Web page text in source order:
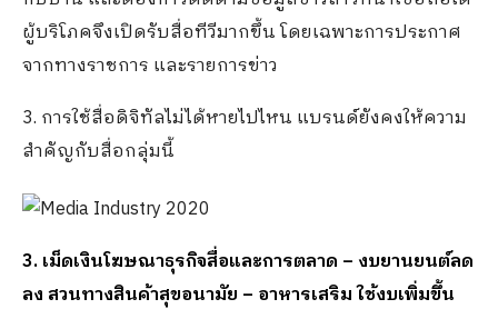
ผู้บริโภคจึงเปิดรับสื่อทีวีมากขึ้น โดยเฉพาะการประกาศ
จากทางราชการ และรายการข่าว
3. การใช้สื่อดิจิทัลไม่ได้หายไปไหน แบรนด์ยังคงให้ความ
สำคัญกับสื่อกลุ่มนี้
3. เม็ดเงินโฆษณาธุรกิจสื่อและการตลาด – งบยานยนต์ลด
ลง สวนทางสินค้าสุขอนามัย – อาหารเสริม ใช้งบเพิ่มขึ้น